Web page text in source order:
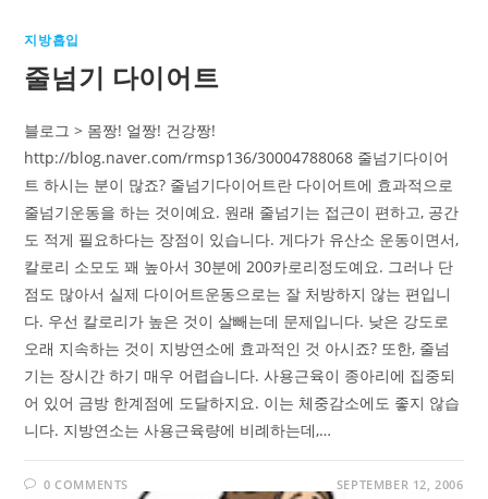
지방흡입
줄넘기 다이어트
블로그 > 몸짱! 얼짱! 건강짱!
http://blog.naver.com/rmsp136/30004788068 줄넘기다이어
트 하시는 분이 많죠? 줄넘기다이어트란 다이어트에 효과적으로
줄넘기운동을 하는 것이예요. 원래 줄넘기는 접근이 편하고, 공간
도 적게 필요하다는 장점이 있습니다. 게다가 유산소 운동이면서,
칼로리 소모도 꽤 높아서 30분에 200카로리정도예요. 그러나 단
점도 많아서 실제 다이어트운동으로는 잘 처방하지 않는 편입니
다. 우선 칼로리가 높은 것이 살빼는데 문제입니다. 낮은 강도로
오래 지속하는 것이 지방연소에 효과적인 것 아시죠? 또한, 줄넘
기는 장시간 하기 매우 어렵습니다. 사용근육이 종아리에 집중되
어 있어 금방 한계점에 도달하지요. 이는 체중감소에도 좋지 않습
니다. 지방연소는 사용근육량에 비례하는데,…
0 COMMENTS SEPTEMBER 12, 2006